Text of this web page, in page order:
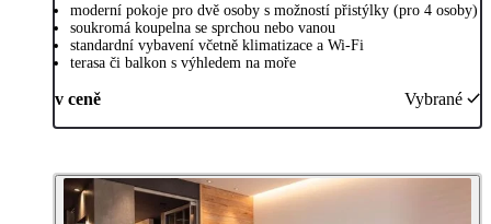
moderní pokoje pro dvě osoby s možností přistýlky (pro 4 osoby)
soukromá koupelna se sprchou nebo vanou
standardní vybavení včetně klimatizace a Wi-Fi
terasa či balkon s výhledem na moře
v ceně Vybrané